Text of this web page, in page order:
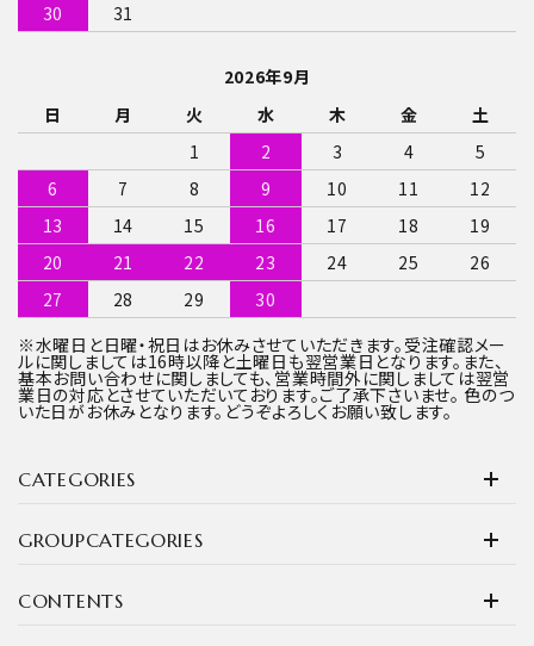
CATEGORIES
GROUPCATEGORIES
CONTENTS
30
31
2026年9月
日
月 火 水 木 金
土
1
2 3 4
5
6
7 8 9 10 11
12
13
14 15 16 17 18
19
20
21 22 23 24 25
26
27
28 29
30
※水曜日と日曜・祝日はお休みさせていただきます。受注確認メー
ルに関しましては16時以降と土曜日も翌営業日となります。また、
基本お問い合わせに関しましても、営業時間外に関しましては翌営
業日の対応とさせていただいております。ご了承下さいませ。 色のつ
いた日がお休みとなります。どうぞよろしくお願い致します。